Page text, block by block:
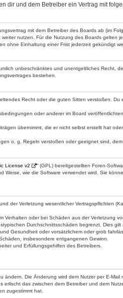
dir und dem Betreiber ein Vertrag mit
mit dem Betreiber des Boards ab (im
nutzen. Für die Nutzung des Boards gelten
ohne Einhaltung einer Frist jederzeit gekündigt
unbeschränktes und unentgeltliches Recht,
bestehen.
Recht oder die guten Sitten verstoßen.
oder anderer im Board
übernimmt, die er nicht selbst erstellt hat
o. g. Regeln verstoßen oder geeignet sind,
License v2
“ (GPL) bereitgestellten Foren-
wie die Software verwendet wird. Sie
der Verletzung wesentlicher Vertragspflichten
oder bei Schäden aus der
Durchschnittsschäden begrenzt. Dies
Gesundheit oder vorsätzlichem oder grob
insbesondere entgangenen Gewinn.
und Erfüllungsgehilfen des Betreibers.
Die Änderung wird dem Nutzer per E-Mail
das zwischen dem Betreiber und dem
zugestimmt hat.